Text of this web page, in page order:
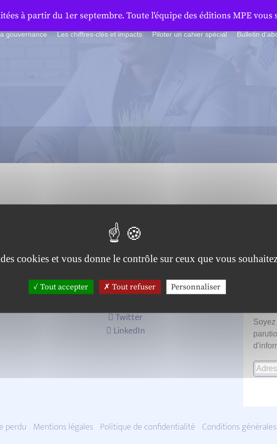
gouvernance Les chiffres-clés et impacts Piloter un cahier spécial Bulletin
Twitter
LinkedIn
perdu Mentions légales Politique de confidentialité Conditions
à partir du 1er septembre. Toute l'équipe des éditions MPE vous
cookies et vous donne le contrôle sur ceux que vous
Tout accepter Tout refuser Personnaliser